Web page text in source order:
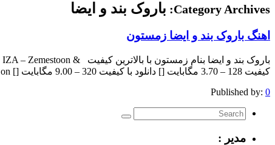
Category Archives: باروک بند و ایضا
اهنگ باروک بند و ایضا زمستون
کیفیت 128 – 3.70 مگابایت [] دانلود با کیفیت 320 – 9.00 مگابایت [] The post appeared first on .
Published by: 0
مدیر :